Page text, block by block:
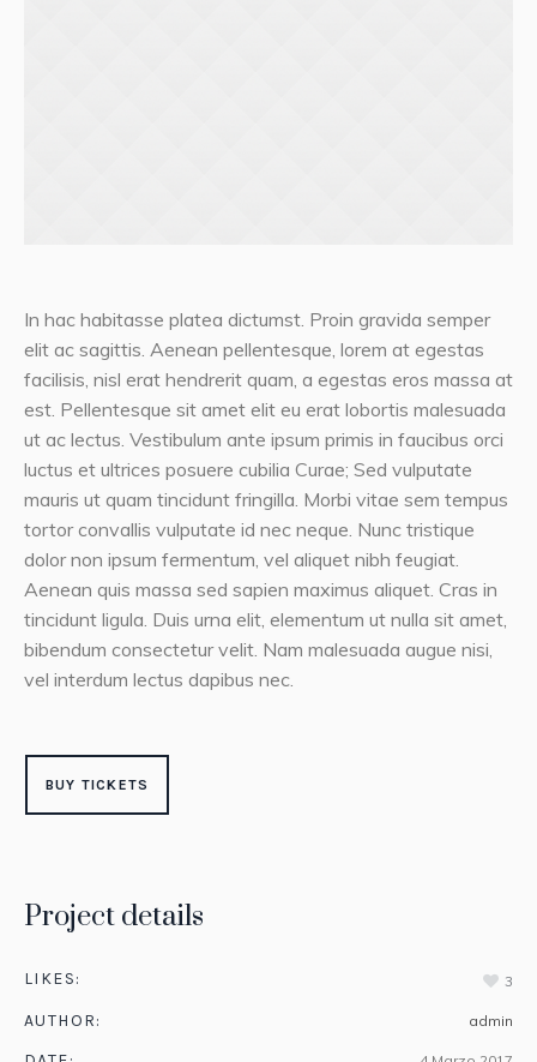
Project details
LIKES: 3
AUTHOR: admin
In hac habitasse platea dictumst. Proin gravida semper
elit ac sagittis. Aenean pellentesque, lorem at egestas
facilisis, nisl erat hendrerit quam, a egestas eros massa at
est. Pellentesque sit amet elit eu erat lobortis malesuada
ut ac lectus. Vestibulum ante ipsum primis in faucibus orci
luctus et ultrices posuere cubilia Curae; Sed vulputate
mauris ut quam tincidunt fringilla. Morbi vitae sem tempus
tortor convallis vulputate id nec neque. Nunc tristique
dolor non ipsum fermentum, vel aliquet nibh feugiat.
Aenean quis massa sed sapien maximus aliquet. Cras in
tincidunt ligula. Duis urna elit, elementum ut nulla sit amet,
bibendum consectetur velit. Nam malesuada augue nisi,
vel interdum lectus dapibus nec.
BUY TICKETS